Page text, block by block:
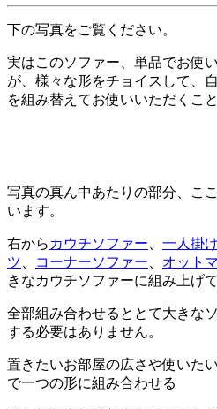
下の写真をご覧ください。
実はこのソファー、単品でお使
が、様々な形をチョイスして、
を組み替えてお使いいただくこ
写真の真ん中あたりの部分、こ
います。
右から カウチソファー 一人掛
ツ
コーナーソファー オット
きなカウチソファーに組み上げて
全部組み合わせるととて大きな
する必要はありません。
置きたいお部屋の広さや使いた
で一つの形に組み合わせる